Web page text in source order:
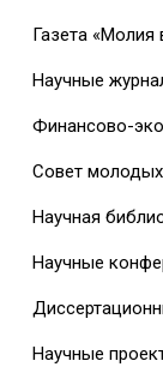
Газета «Молия
Научные
Финансово-
Совет
Научная
Научные
Научные